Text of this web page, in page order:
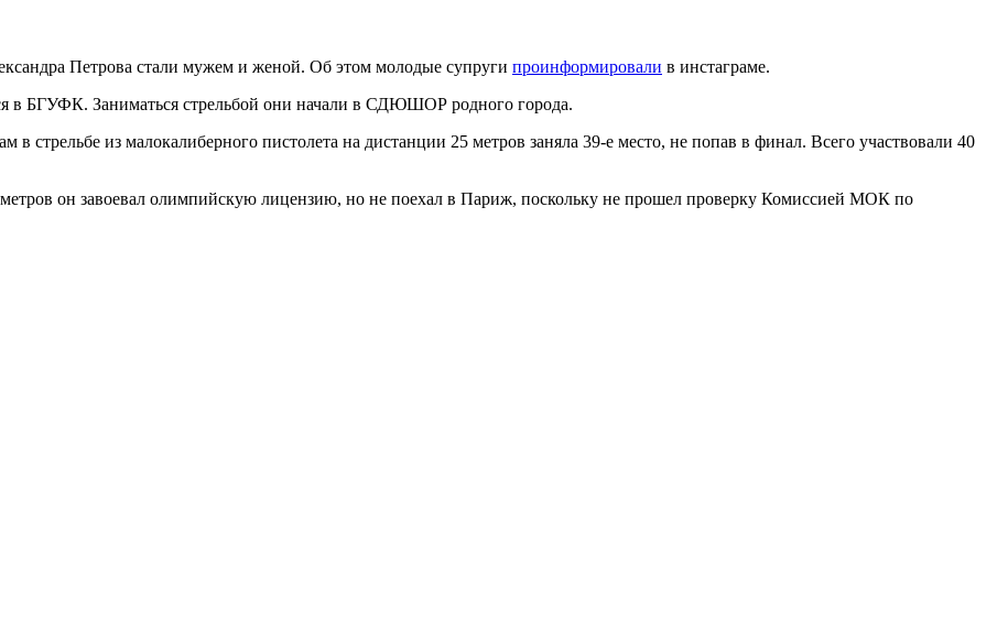
Петрова стали мужем и женой. Об этом молодые супруги проинформировали в инстаграме.
в БГУФК. Заниматься стрельбой они начали в СДЮШОР родного города.
из малокалиберного пистолета на дистанции 25 метров заняла 39-е место, не попав в финал. Всего участвовали 40
метров он завоевал олимпийскую лицензию, но не поехал в Париж, поскольку не прошел проверку Комиссией МОК по